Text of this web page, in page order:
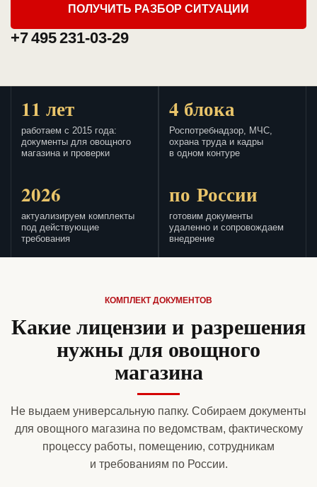
ПОЛУЧИТЬ РАЗБОР СИТУАЦИИ
+7 495 231-03-29
11 лет
работаем с 2015 года:
документы для овощного
магазина и проверки
4 блока
Роспотребнадзор, МЧС,
охрана труда и кадры
в одном контуре
2026
актуализируем комплекты
под действующие
требования
по России
готовим документы
удаленно и сопровождаем
внедрение
КОМПЛЕКТ ДОКУМЕНТОВ
Какие лицензии и разрешения
нужны для овощного
магазина
Не выдаем универсальную папку. Собираем документы
для овощного магазина по ведомствам, фактическому
процессу работы, помещению, сотрудникам
и требованиям по России.